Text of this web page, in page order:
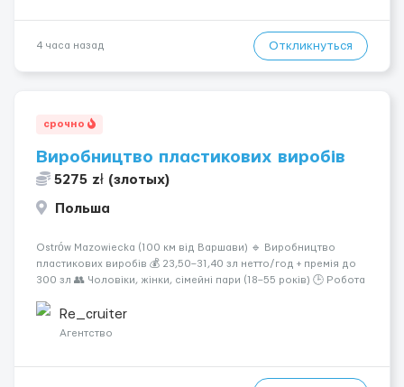
4 часа назад Откликнуться
срочно
Виробництво пластикових виробів
5275 zł (злотых)
Польша
Ostrów Mazowiecka (100 км від Варшави) 🔹 Виробництво
пластикових виробів 💰 23,50–31,40 зл нетто/год + премія до
300 зл 👥 Чоловіки, жінки, сімейні пари (18–55 років) 🕒 Робота
житло — 400 зл. 📦 Обов...
Re_cruiter
Агентство